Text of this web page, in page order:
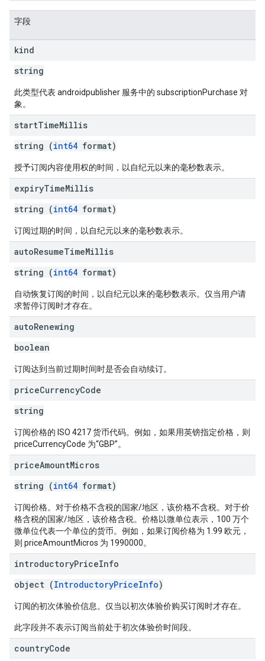
字段
kind
string
此类型代表 androidpublisher 服务中的 subscriptionPurchase 对
象。
startTimeMillis
string (int64 format)
授予订阅内容使用权的时间，以自纪元以来的毫秒数表示。
expiryTimeMillis
string (int64 format)
订阅过期的时间，以自纪元以来的毫秒数表示。
autoResumeTimeMillis
string (int64 format)
自动恢复订阅的时间，以自纪元以来的毫秒数表示。仅当用户请
求暂停订阅时才存在。
autoRenewing
boolean
订阅达到当前过期时间时是否会自动续订。
priceCurrencyCode
string
订阅价格的 ISO 4217 货币代码。例如，如果用英镑指定价格，则
priceCurrencyCode 为“GBP”。
priceAmountMicros
string (int64 format)
订阅价格。对于价格不含税的国家/地区，该价格不含税。对于价
格含税的国家/地区，该价格含税。价格以微单位表示，100 万个
微单位代表一个单位的货币。例如，如果订阅价格为 1.99 欧元，
则 priceAmountMicros 为 1990000。
introductoryPriceInfo
object (IntroductoryPriceInfo)
订阅的初次体验价信息。仅当以初次体验价购买订阅时才存在。
此字段并不表示订阅当前处于初次体验价时间段。
countryCode